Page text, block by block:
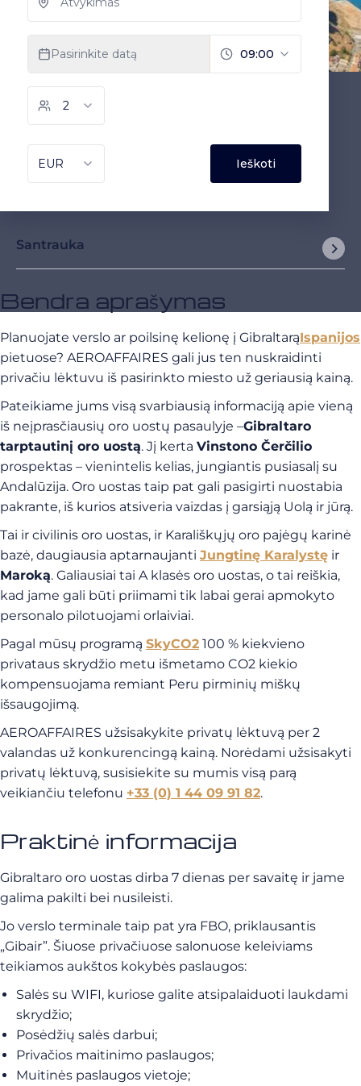
Santrauka
Bendra aprašymas
Planuojate verslo ar poilsinę kelionę į GibraltarąIspanijos
pietuose? AEROAFFAIRES gali jus ten nuskraidinti
privačiu lėktuvu iš pasirinkto miesto už geriausią kainą.
Pateikiame jums visą svarbiausią informaciją apie vieną
iš neįprasčiausių oro uostų pasaulyje –Gibraltaro
tarptautinį oro uostą. Jį kerta Vinstono Čerčilio
prospektas – vienintelis kelias, jungiantis pusiasalį su
Andalūzija. Oro uostas taip pat gali pasigirti nuostabia
pakrante, iš kurios atsiveria vaizdas į garsiąją Uolą ir jūrą.
Tai ir civilinis oro uostas, ir Karališkųjų oro pajėgų karinė
bazė, daugiausia aptarnaujanti Jungtinę Karalystę ir
Maroką. Galiausiai tai A klasės oro uostas, o tai reiškia,
kad jame gali būti priimami tik labai gerai apmokyto
personalo pilotuojami orlaiviai.
Pagal mūsų programą SkyCO2 100 % kiekvieno
privataus skrydžio metu išmetamo CO2 kiekio
kompensuojama remiant Peru pirminių miškų
išsaugojimą.
AEROAFFAIRES užsisakykite privatų lėktuvą per 2
valandas už konkurencingą kainą. Norėdami užsisakyti
privatų lėktuvą, susisiekite su mumis visą parą
veikiančiu telefonu +33 (0) 1 44 09 91 82.
Praktinė informacija
Gibraltaro oro uostas dirba 7 dienas per savaitę ir jame
galima pakilti bei nusileisti.
Jo verslo terminale taip pat yra FBO, priklausantis
„Gibair”. Šiuose privačiuose salonuose keleiviams
teikiamos aukštos kokybės paslaugos:
Salės su WIFI, kuriose galite atsipalaiduoti laukdami
skrydžio;
Posėdžių salės darbui;
Privačios maitinimo paslaugos;
Muitinės paslaugos vietoje;